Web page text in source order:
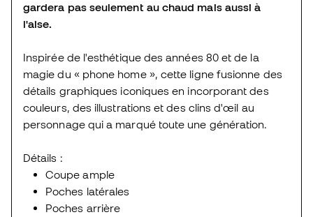
gardera pas seulement au chaud mais aussi à
l'aise.
Inspirée de l'esthétique des années 80 et de la
magie du « phone home », cette ligne fusionne des
détails graphiques iconiques en incorporant des
couleurs, des illustrations et des clins d'œil au
personnage qui a marqué toute une génération.
Détails :
Coupe ample
Poches latérales
Poches arrière